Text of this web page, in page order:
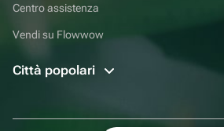
Centro assistenza
Vendi su Flowwow
Città popolari